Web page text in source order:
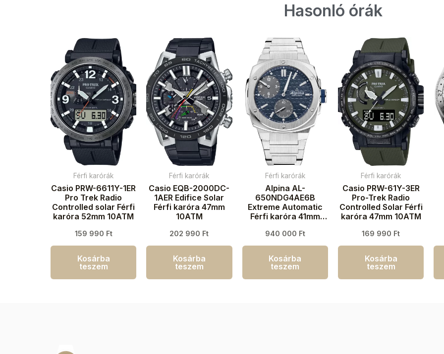
Hasonló órák
Férfi karórák
Casio PRW-6611Y-1ER
Pro Trek Radio
Controlled solar Férfi
karóra 52mm 10ATM
159 990 Ft
Kosárba
teszem
Férfi karórák
Casio EQB-2000DC-
1AER Edifice Solar
Férfi karóra 47mm
10ATM
202 990 Ft
Kosárba
teszem
Férfi karórák
Alpina AL-
650NDG4AE6B
Extreme Automatic
Férfi karóra 41mm
940 000 Ft
Kosárba
teszem
Férfi karórák
Casio PRW-61Y-3ER
Pro-Trek Radio
Controlled Solar Férfi
karóra 47mm 10ATM
169 990 Ft
Kosárba
teszem